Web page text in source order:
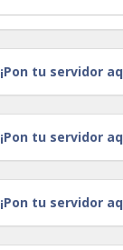
¡Pon tu servidor
¡Pon tu servidor
¡Pon tu servidor